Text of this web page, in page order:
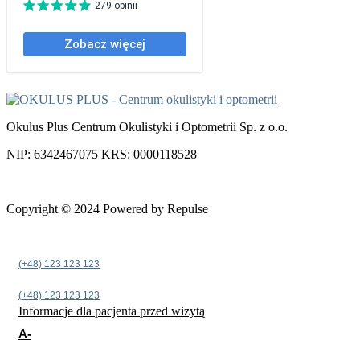
Okulus Plus Centrum Okulistyki i Optometrii Sp. z o.o.
NIP: 6342467075 KRS: 0000118528
Copyright © 2024 Powered by Repulse
(+48) 123 123 123
(+48) 123 123 123
Informacje dla pacjenta przed wizytą
A-